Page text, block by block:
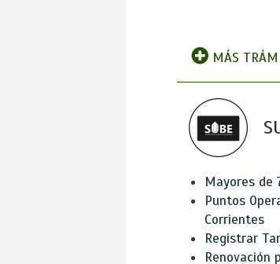
MÁS
Mayores de
Puntos
Corrientes
Registrar
Renovación